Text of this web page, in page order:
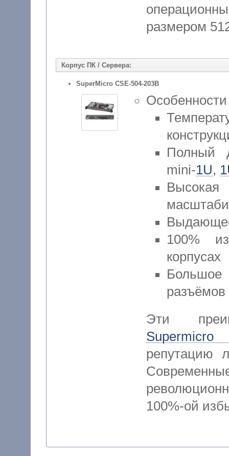
размером
Корпус ПК / Сервера:
SuperMicro CSE-504-203B
Полный
mini-1U,
100%
корпусах
разъёмов
Эти
репутацию
100%-ой